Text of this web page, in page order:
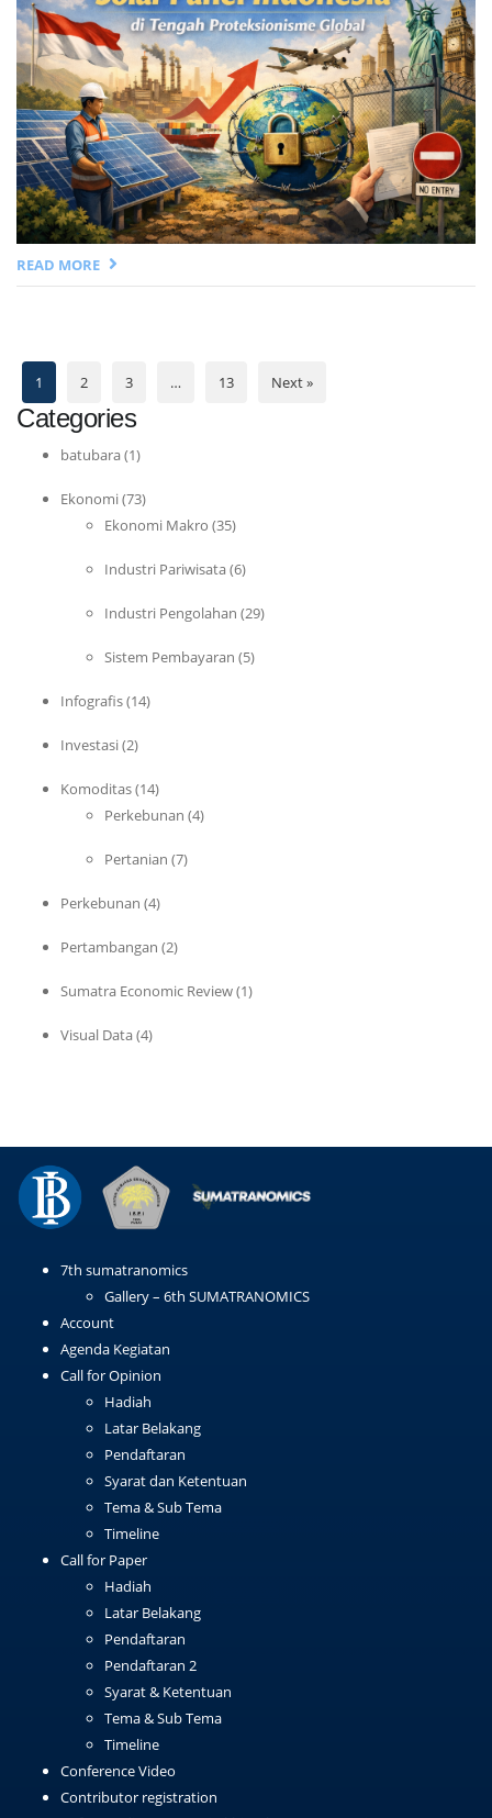
READ MORE
1 2 3 … 13 Next »
Categories
batubara(1)
Ekonomi(73)
Ekonomi Makro (35)
Industri Pariwisata(6)
Industri Pengolahan (29)
Sistem Pembayaran (5)
Infografis(14)
Investasi(2)
Komoditas(14)
Perkebunan (4)
Pertanian (7)
Perkebunan (4)
Pertambangan (2)
Sumatra Economic Review(1)
Visual Data(4)
7th sumatranomics
Gallery – 6th SUMATRANOMICS
Account
Agenda Kegiatan
Call for Opinion
Hadiah
Latar Belakang
Pendaftaran
Syarat dan Ketentuan
Tema & Sub Tema
Timeline
Call for Paper
Hadiah
Latar Belakang
Pendaftaran
Pendaftaran 2
Syarat & Ketentuan
Tema & Sub Tema
Timeline
Conference Video
Contributor registration